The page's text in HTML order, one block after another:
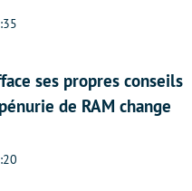
ses propres conseils
de RAM change